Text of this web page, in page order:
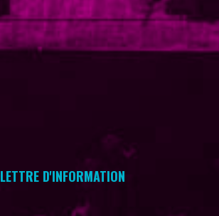
LETTRE D'INFORMATION